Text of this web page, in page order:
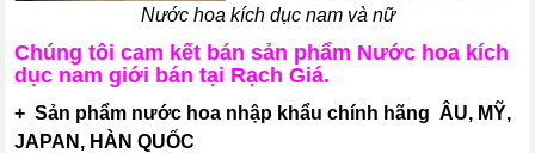
Nước hoa kích dục nam và nữ
Chúng tôi cam kết bán sản phẩm Nước hoa kích
dục nam giới bán tại Rạch Giá.
+ Sản phẩm nước hoa nhập khẩu chính hãng ÂU, MỸ,
JAPAN, HÀN QUỐC